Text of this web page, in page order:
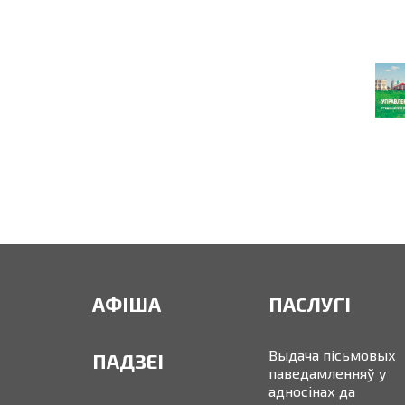
АФІША
ПАДЗЕІ
ПАСЛУГІ
Выдача пісьмовых
паведамленняў у
адносінах да